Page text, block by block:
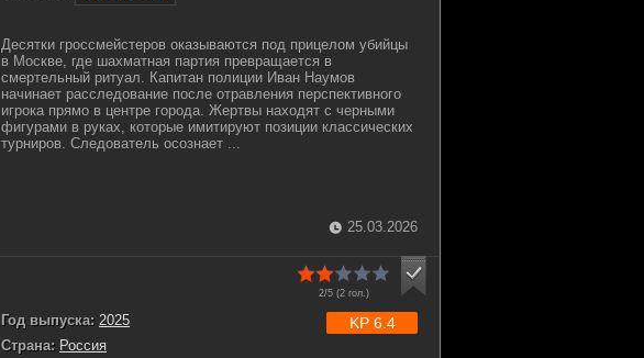
Десятки гроссмейстеров оказываются под прицелом убийцы
в Москве, где шахматная партия превращается в
смертельный ритуал. Капитан полиции Иван Наумов
начинает расследование после отравления перспективного
игрока прямо в центре города. Жертвы находят с черными
фигурами в руках, которые имитируют позиции классических
турниров. Следователь осознает ...
25.03.2026
2/5 (2гол.)
Год выпуска: 2025
Страна: Россия
KP 6.4